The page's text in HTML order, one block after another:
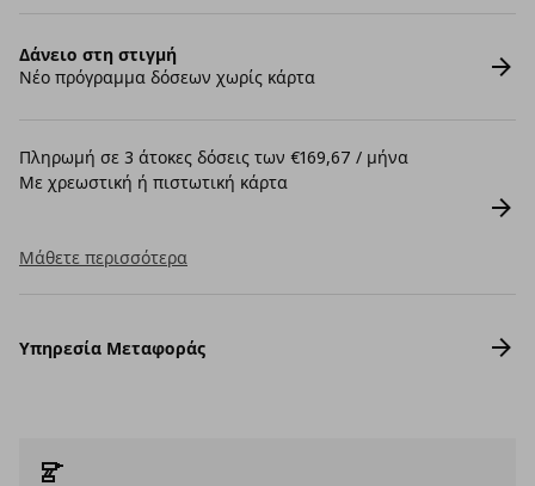
Δάνειο στη στιγμή
Νέο πρόγραμμα δόσεων χωρίς κάρτα
Πληρωμή σε 3 άτοκες δόσεις των €169,67 / μήνα
Με χρεωστική ή πιστωτική κάρτα
Μάθετε περισσότερα
Υπηρεσία Μεταφοράς